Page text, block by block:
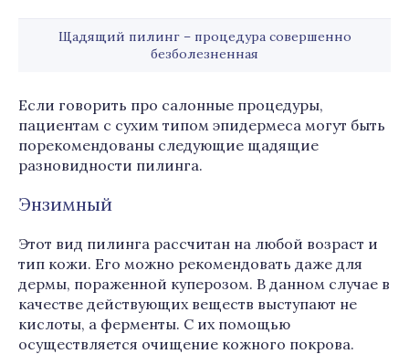
Щадящий пилинг – процедура совершенно
безболезненная
Если говорить про салонные процедуры,
пациентам с сухим типом эпидермеса могут быть
порекомендованы следующие щадящие
разновидности пилинга.
Энзимный
Этот вид пилинга рассчитан на любой возраст и
тип кожи. Его можно рекомендовать даже для
дермы, пораженной куперозом. В данном случае в
качестве действующих веществ выступают не
кислоты, а ферменты. С их помощью
осуществляется очищение кожного покрова.